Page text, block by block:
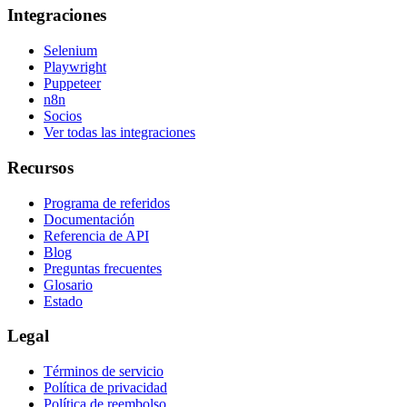
Integraciones
Selenium
Playwright
Puppeteer
n8n
Socios
Ver todas las integraciones
Recursos
Programa de referidos
Documentación
Referencia de API
Blog
Preguntas frecuentes
Glosario
Estado
Legal
Términos de servicio
Política de privacidad
Política de reembolso